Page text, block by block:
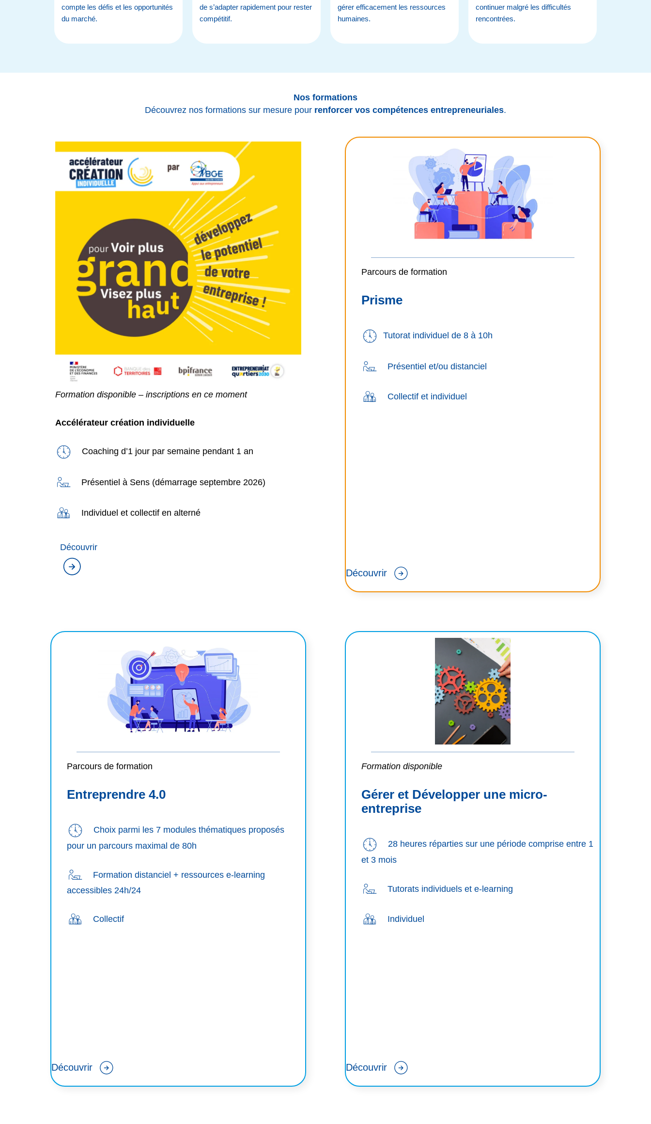
compte les défis et les opportunités
du marché.
de s’adapter rapidement pour rester
compétitif.
gérer efficacement les ressources
humaines.
continuer malgré les difficultés
rencontrées.
Nos formations
Découvrez nos formations sur mesure pour renforcer vos compétences entrepreneuriales.
Formation disponible – inscriptions en ce moment
Accélérateur création individuelle
Coaching d’1 jour par semaine pendant 1 an
Présentiel à Sens (démarrage septembre 2026)
Individuel et collectif en alterné
Découvrir
Parcours de formation
Prisme
Tutorat individuel de 8 à 10h
Présentiel et/ou distanciel
Collectif et individuel
Découvrir
Parcours de formation
Entreprendre 4.0
Choix parmi les 7 modules thématiques proposés
pour un parcours maximal de 80h
Formation distanciel + ressources e-learning
accessibles 24h/24
Collectif
Découvrir
Formation disponible
Gérer et Développer une micro-
entreprise
28 heures réparties sur une période comprise entre 1
et 3 mois
Tutorats individuels et e-learning
Individuel
Découvrir